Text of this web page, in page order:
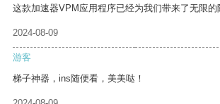
这款加速器VPM应用程序已经为我们带来了无限的
2024-08-09
游客
梯子神器，ins随便看，美美哒！